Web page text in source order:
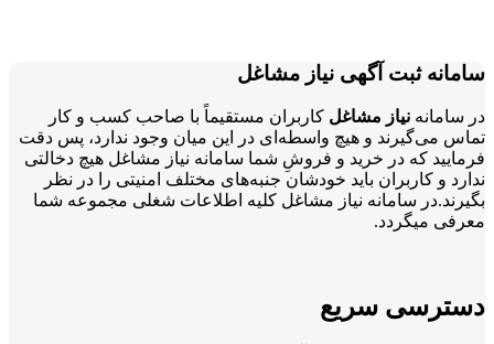
سامانه ثبت آگهی نیاز مشاغل
در سامانه نیاز مشاغلکاربران مستقیماً با صاحب کسب و کار
تماس می‌گیرند و هیچ واسطه‌ای در این میان وجود ندارد، پس دقت
فرمایید که در خرید و فروشِ شما سامانه نیاز مشاغل هیچ دخالتی
ندارد و کاربران باید خودشان جنبه‌های مختلف امنیتی را در نظر
بگیرند.در سامانه نیاز مشاغل کلیه اطلاعات شغلی مجموعه شما
معرفی میگردد.
دسترسی سریع